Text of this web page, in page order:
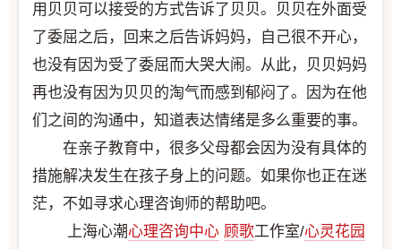
用贝贝可以接受的方式告诉了贝贝。贝贝在外面受
了委屈之后，回来之后告诉妈妈，自己很不开心，
也没有因为受了委屈而大哭大闹。从此，贝贝妈妈
再也没有因为贝贝的淘气而感到郁闷了。因为在他
们之间的沟通中，知道表达情绪是多么重要的事。
在亲子教育中，很多父母都会因为没有具体的
措施解决发生在孩子身上的问题。如果你也正在迷
茫，不如寻求心理咨询师的帮助吧。
上海心潮心理咨询中心 顾歌工作室/心灵花园